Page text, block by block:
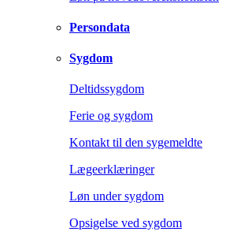
Persondata
Sygdom
Deltidssygdom
Ferie og sygdom
Kontakt til den sygemeldte
Lægeerklæringer
Løn under sygdom
Opsigelse ved sygdom